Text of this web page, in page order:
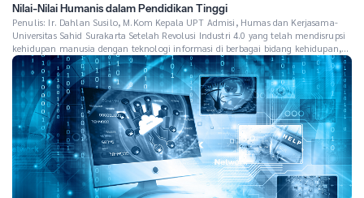
Nilai-Nilai Humanis dalam Pendidikan Tinggi
Penulis: Ir. Dahlan Susilo, M.Kom Kepala UPT Admisi, Humas dan Kerjasama-
Universitas Sahid Surakarta Setelah Revolusi Industri 4.0 yang telah mendisrupsi
kehidupan manusia dengan teknologi informasi di berbagai bidang kehidupan,
kini kita harus siap dengan Era Society 5.0. Era ini memperkenalkan visi baru di
mana teknologi cerdas dan inovasi digital bukan hanya mengubah cara manusia
[…]